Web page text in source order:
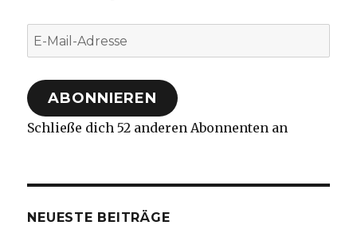
E-
Mail-
Adresse
ABONNIEREN
Schließe dich 52 anderen Abonnenten an
NEUESTE BEITRÄGE